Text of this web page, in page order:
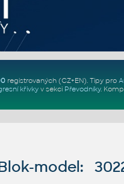
registrovaných (CZ+EN). Tipy pro
křivkyv sekci Převodníky.
model: